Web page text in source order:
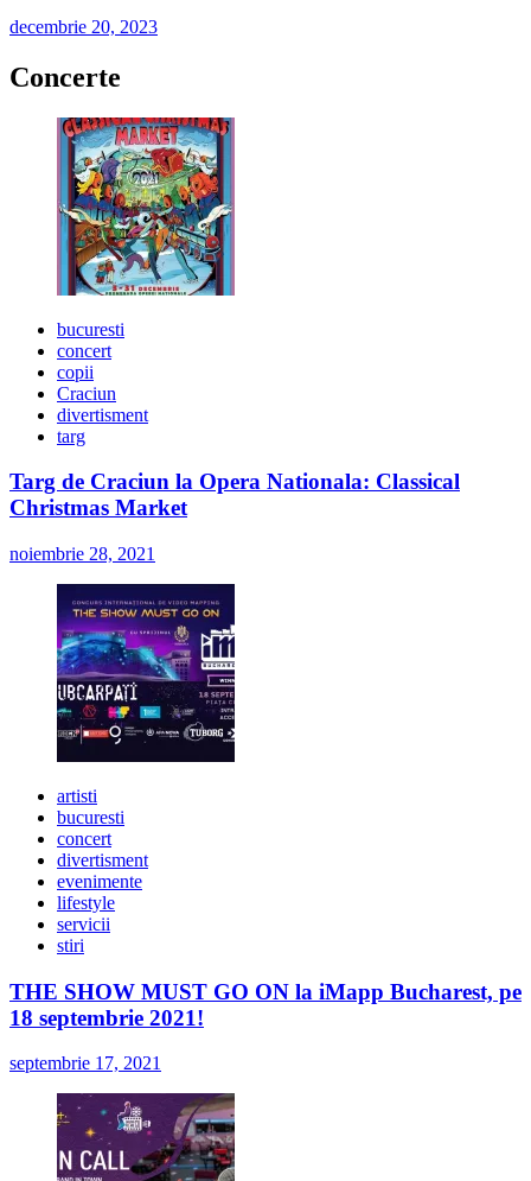
decembrie 20, 2023
Concerte
bucuresti
concert
copii
Craciun
divertisment
targ
Targ de Craciun la Opera Nationala: Classical
Christmas Market
noiembrie 28, 2021
artisti
bucuresti
concert
divertisment
evenimente
lifestyle
servicii
stiri
THE SHOW MUST GO ON la iMapp Bucharest, pe
18 septembrie 2021!
septembrie 17, 2021